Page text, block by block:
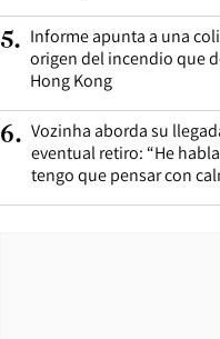
5. Informe apunta a una
origen del incendio que
Hong Kong
6. Vozinha aborda su
eventual retiro: “He
tengo que pensar con